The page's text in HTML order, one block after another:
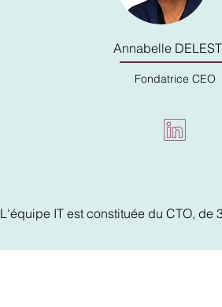
Annabelle
Fondatrice CEO
L'équipe IT est constituée du CTO,